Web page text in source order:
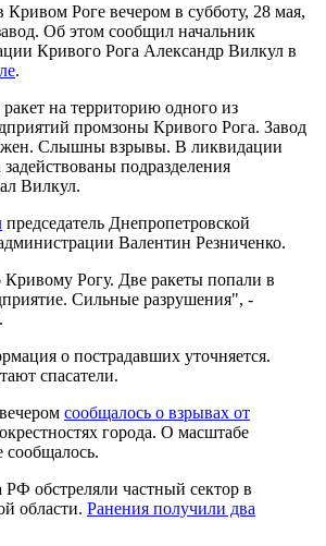
Кривом Роге вечером в субботу, 28 мая,
Об этом сообщил начальник
Кривого Рога Александр Вилкул в
.
на территорию одного из
промзоны Кривого Рога. Завод
Слышны взрывы. В ликвидации
подразделения
Вилкул.
председатель Днепропетровской
Валентин Резниченко.
Кривому Рогу. Две ракеты попали в
Сильные разрушения", -
о пострадавших уточняется.
спасатели.
сообщалось о взрывах от
города. О масштабе
сообщалось.
обстреляли частный сектор в
области. Ранения получили два